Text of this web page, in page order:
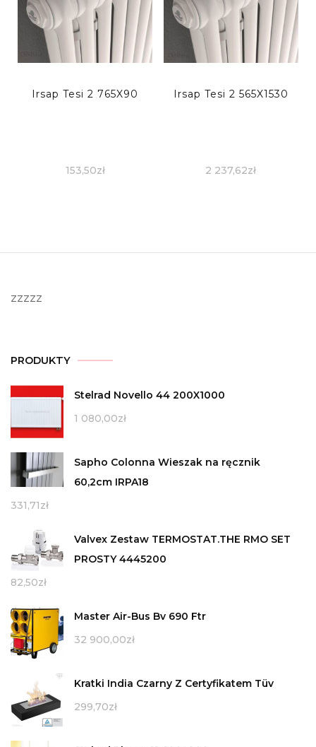
Irsap Tesi 2 765X90
153,50zł
Irsap Tesi 2 565X1530
2 237,62zł
zzzzz
PRODUKTY
Stelrad Novello 44 200X1000
1 080,00zł
Sapho Colonna Wieszak na ręcznik
60,2cm IRPA18
331,71zł
Valvex Zestaw TERMOSTAT.THE RMO SET
PROSTY 4445200
82,50zł
Master Air-Bus Bv 690 Ftr
32 900,00zł
Kratki India Czarny Z Certyfikatem Tüv
299,70zł